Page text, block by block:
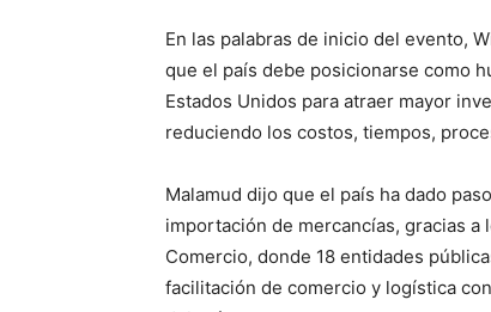
En las palabras de inicio del evento,
que el país debe posicionarse como
Estados Unidos para atraer mayor
reduciendo los costos, tiempos,
Malamud dijo que el país ha dado
importación de mercancías, gracias
Comercio, donde 18 entidades
facilitación de comercio y logística